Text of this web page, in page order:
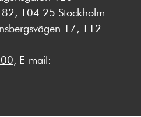
82, 104 25 Stockholm
17, 112
, E-mail: